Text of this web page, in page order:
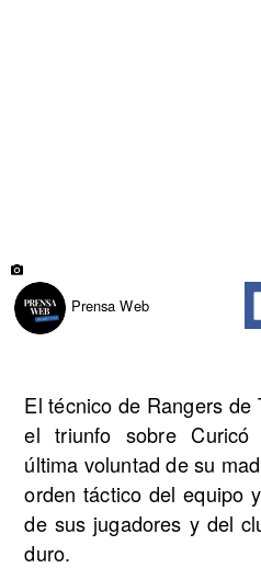
Prensa Web
El técnico de Rangers de
el triunfo sobre Curicó
última voluntad de su
orden táctico del equipo
de sus jugadores y del
duro.